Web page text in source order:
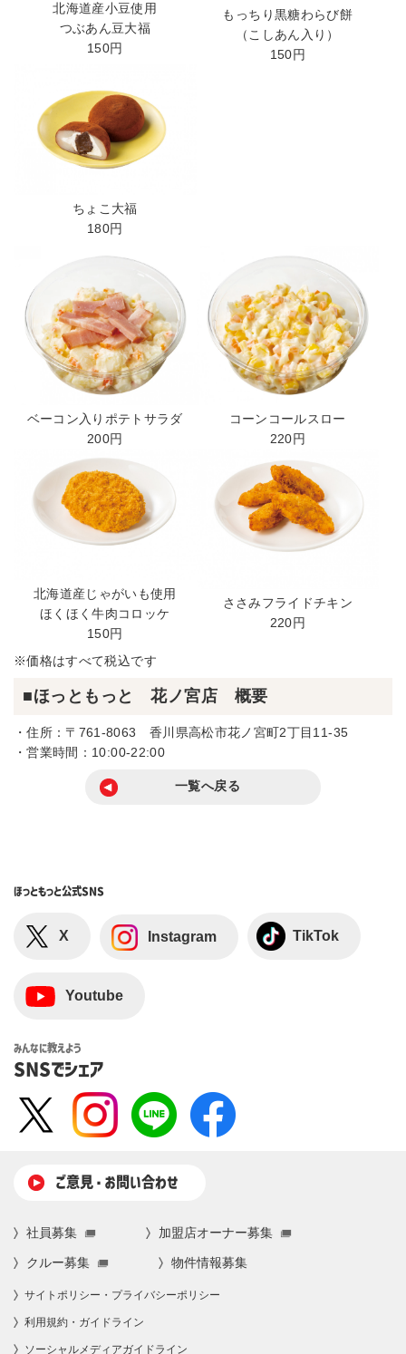
北海道産小豆使用
つぶあん豆大福
150円
もっちり黒糖わらび餅
（こしあん入り）
150円
ちょこ大福
180円
ベーコン入りポテトサラダ
200円
コーンコールスロー
220円
北海道産じゃがいも使用
ほくほく牛肉コロッケ
150円
ささみフライドチキン
220円
※価格はすべて税込です
■ほっともっと 花ノ宮店 概要
・住所：〒761-8063 香川県高松市花ノ宮町2丁目11-35
・営業時間：10:00-22:00
一覧へ戻る
ほっともっと公式SNS
X Instagram TikTok
Youtube
みんなに教えよう
SNSでシェア
ご意⾒・お問い合わせ
社員募集 加盟店オーナー募集
クルー募集 物件情報募集
サイトポリシー・プライバシーポリシー
利⽤規約・ガイドライン
ソーシャルメディアガイドライン